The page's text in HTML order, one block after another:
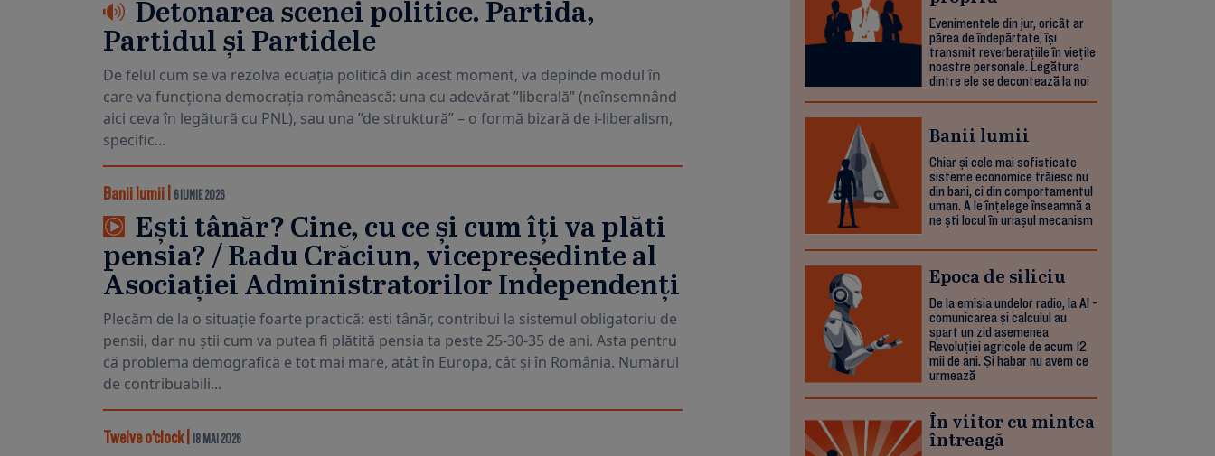
Detonarea scenei politice. Partida,
Partidul și Partidele
De felul cum se va rezolva ecuația politică din acest moment, va depinde modul în
care va funcționa democrația românească: una cu adevărat ”liberală” (neînsemnând
aici ceva în legătură cu PNL), sau una ”de struktură” – o formă bizară de i-liberalism,
specific...
Banii lumii 6 IUNIE 2026
Ești tânăr? Cine, cu ce și cum îți va plăti
pensia? / Radu Crăciun, vicepreședinte al
Asociației Administratorilor Independenți
Plecăm de la o situație foarte practică: esti tânăr, contribui la sistemul obligatoriu de
pensii, dar nu știi cum va putea fi plătită pensia ta peste 25-30-35 de ani. Asta pentru
că problema demografică e tot mai mare, atât în Europa, cât și în România. Numărul
de contribuabili...
Twelve o’clock| 18 MAI 2026
Evenimentele din jur, oricât ar
părea de îndepărtate, își
transmit reverberațiile în viețile
noastre personale. Legătura
dintre ele se decontează la noi
Banii lumii
Chiar și cele mai sofisticate
sisteme economice trăiesc nu
din bani, ci din comportamentul
uman. A le înțelege înseamnă a
ne ști locul în uriașul mecanism
Epoca de siliciu
De la emisia undelor radio, la AI -
comunicarea și calculul au
spart un zid asemenea
Revoluției agricole de acum 12
mii de ani. Și habar nu avem ce
urmează
În viitor cu mintea
întreagă